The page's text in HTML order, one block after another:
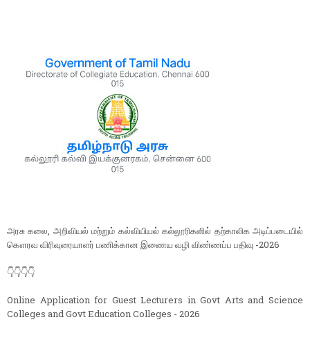
அரசு கலை, அறிவியல் மற்றும் கல்வியியல் கல்லூரிகளில் தற்காலிக அடிப்படையில்
கௌரவ விரிவுரையாளர் பணிக்கான இணைய வழி விண்ணப்ப பதிவு -2026
👇👇👇👇
Online Application for Guest Lecturers in Govt Arts and Science
Colleges and Govt Education Colleges - 2026